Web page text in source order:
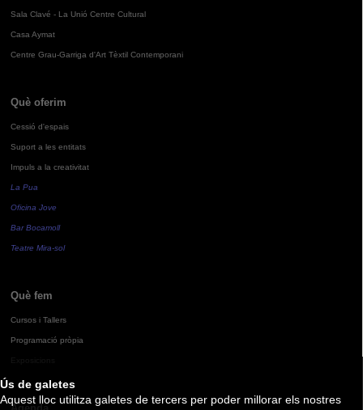
Ús de galetes
Aquest lloc utilitza galetes de tercers per poder millorar els nostres
Sala Clavé - La Unió Centre Cultural
Casa Aymat
Centre Grau-Garriga d'Art Tèxtil Contemporani
Què oferim
Cessió d'espais
Suport a les entitats
Impuls a la creativitat
La Pua
Oficina Jove
Bar Bocamoll
Teatre Mira-sol
Què fem
Cursos i Tallers
Programació pròpia